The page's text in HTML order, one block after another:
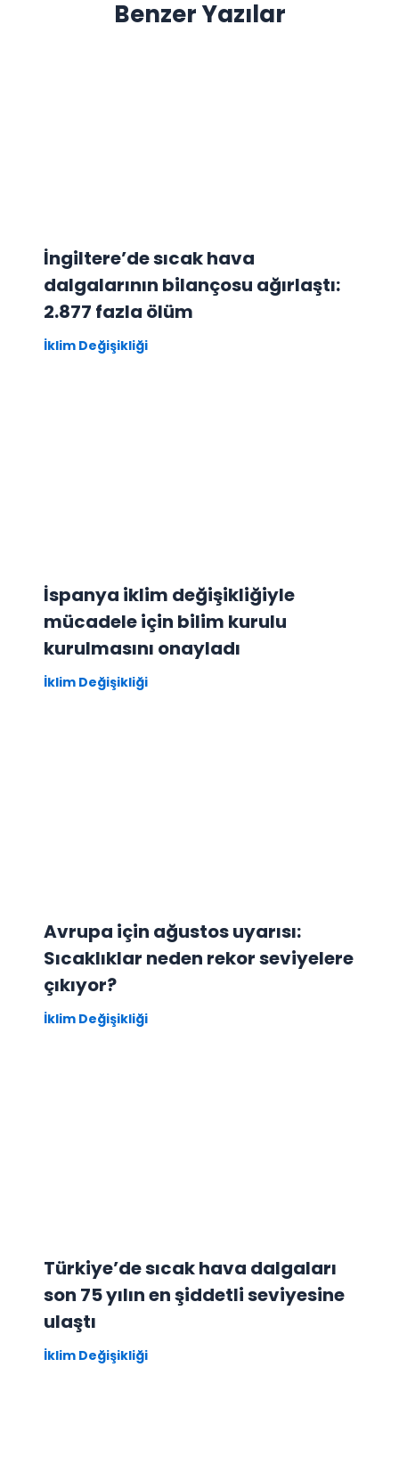
Benzer Yazılar
İngiltere’de sıcak hava
dalgalarının bilançosu ağırlaştı:
2.877 fazla ölüm
İklim Değişikliği
İspanya iklim değişikliğiyle
mücadele için bilim kurulu
kurulmasını onayladı
İklim Değişikliği
Avrupa için ağustos uyarısı:
Sıcaklıklar neden rekor seviyelere
çıkıyor?
İklim Değişikliği
Türkiye’de sıcak hava dalgaları
son 75 yılın en şiddetli seviyesine
ulaştı
İklim Değişikliği